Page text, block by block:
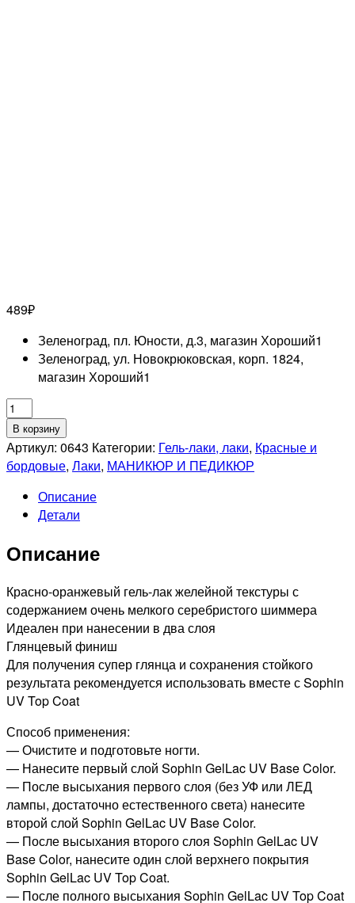
489₽
Зеленоград, пл. Юности, д.3, магазин Хороший1
Зеленоград, ул. Новокрюковская, корп. 1824,
магазин Хороший1
Количество
товара
SOPHIN
0643
лак
для
12мл
В корзину
Артикул: 0643 Категории: Гель-лаки, лаки, Красные и
бордовые, Лаки, МАНИКЮР И ПЕДИКЮР
Описание
Детали
Описание
Красно-оранжевый гель-лак желейной текстуры с
содержанием очень мелкого серебристого шиммера
Идеален при нанесении в два слоя
Глянцевый финиш
Для получения супер глянца и сохранения стойкого
результата рекомендуется использовать вместе с Sophin
UV Top Coat
Способ применения:
— Очистите и подготовьте ногти.
— Нанесите первый слой Sophin GelLac UV Base Color.
— После высыхания первого слоя (без УФ или ЛЕД
лампы, достаточно естественного света) нанесите
второй слой Sophin GelLac UV Base Color.
— После высыхания второго слоя Sophin GelLac UV
Base Color, нанесите один слой верхнего покрытия
Sophin GelLac UV Top Coat.
— После полного высыхания Sophin GelLac UV Top Coat